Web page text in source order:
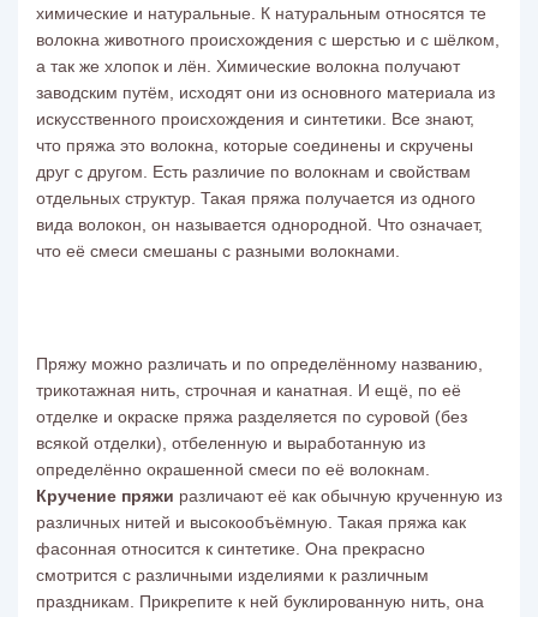
химические и натуральные. К натуральным относятся те
волокна животного происхождения с шерстью и с шёлком,
а так же хлопок и лён. Химические волокна получают
заводским путём, исходят они из основного материала из
искусственного происхождения и синтетики. Все знают,
что пряжа это волокна, которые соединены и скручены
друг с другом. Есть различие по волокнам и свойствам
отдельных структур. Такая пряжа получается из одного
вида волокон, он называется однородной. Что означает,
что её смеси смешаны с разными волокнами.
Пряжу можно различать и по определённому названию,
трикотажная нить, строчная и канатная. И ещё, по её
отделке и окраске пряжа разделяется по суровой (без
всякой отделки), отбеленную и выработанную из
определённо окрашенной смеси по её волокнам.
Кручение пряжи различают её как обычную крученную из
различных нитей и высокообъёмную. Такая пряжа как
фасонная относится к синтетике. Она прекрасно
смотрится с различными изделиями к различным
праздникам. Прикрепите к ней буклированную нить, она